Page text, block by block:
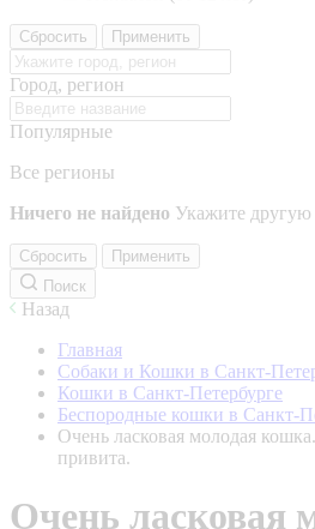
Сбросить Применить
Город, регион
Популярные
Все регионы
Ничего не найдено Укажите другую
Сбросить
Применить
Поиск
Назад
Главная
Собаки и Кошки в Санкт-
Кошки в Санкт-Петербурге
Беспородные кошки в Санкт-
Очень ласковая молодая
привита.
Очень ласковая